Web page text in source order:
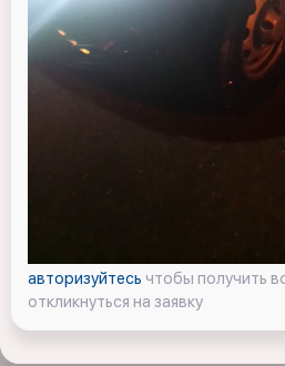
авторизуйтесь чтобы получить
откликнуться на заявку